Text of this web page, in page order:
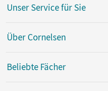
Unser Service für Sie
Über Cornelsen
Beliebte Fächer